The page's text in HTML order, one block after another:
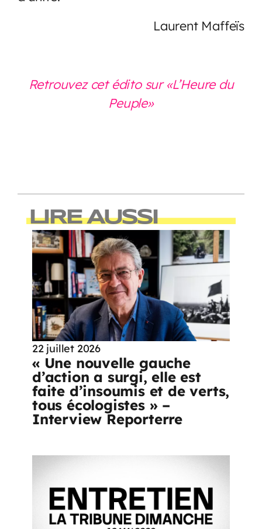
Laurent Maffeïs
Retrouvez cet édito sur «L’Heure du
Peuple»
LIRE AUSSI
22 juillet 2026
« Une nouvelle gauche
d’action a surgi, elle est
faite d’insoumis et de verts,
tous écologistes » –
Interview Reporterre